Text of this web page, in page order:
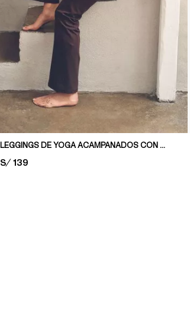
LEGGINGS DE YOGA ACAMPANADOS CON SOFTMOVE™
PRICE:
S/ 139